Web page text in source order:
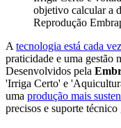
objetivo calcular a
Reprodução
A tecnologia está cada
praticidade e uma gestão
Desenvolvidos pela
'Irriga Certo' e
uma produção mais
precisos e suporte